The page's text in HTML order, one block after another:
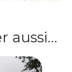
aussi…